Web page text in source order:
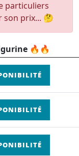
particuliers
son prix... 🤔
🔥🔥